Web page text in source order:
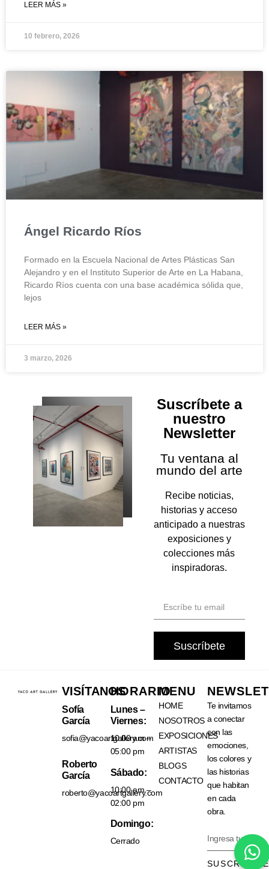
LEER MÁS »
10 febrero, 2026
Ángel Ricardo Ríos
Formado en la Escuela Nacional de Artes Plásticas San
Alejandro y en el Instituto Superior de Arte en La Habana,
Ricardo Ríos cuenta con una base académica sólida que,
lejos
LEER MÁS »
3 marzo, 2026
Suscríbete a
nuestro
Newsletter
Tu ventana al
mundo del arte
Recibe noticias,
historias y acceso
anticipado a nuestras
exposiciones y
colecciones más
inspiradoras.
Suscríbete
VISÍTANOS
Sofía
García
sofia@yacoartgallery.com
Roberto
García
roberto@yacoartgallery.com
HORARIO
Lunes –
Viernes:
10:00 am –
05:00 pm
Sábado:
10:00 am –
02:00 pm
Domingo:
Cerrado
MENU
HOME
NOSOTROS
EXPOSICIONES
ARTISTAS
BLOGS
CONTACTO
Te invitamos
a conectar
con las
emociones,
los colores y
las historias
que habitan
en cada
obra.
SUSCRÍBETE